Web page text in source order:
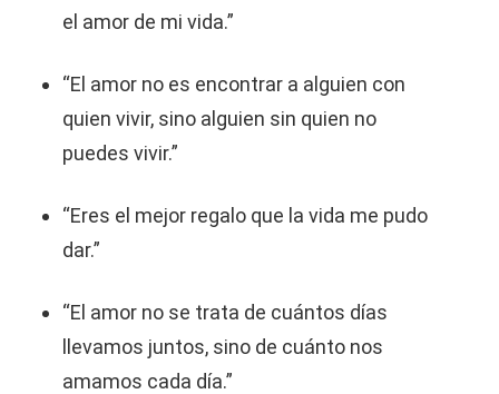
el amor de mi vida.”
“El amor no es encontrar a alguien con
quien vivir, sino alguien sin quien no
puedes vivir.”
“Eres el mejor regalo que la vida me pudo
dar.”
“El amor no se trata de cuántos días
llevamos juntos, sino de cuánto nos
amamos cada día.”